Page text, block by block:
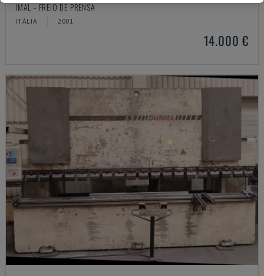
IMAL - FREIO DE PRENSA
ITÁLIA 2001
14.000 €